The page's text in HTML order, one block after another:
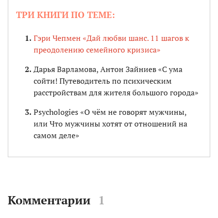
ТРИ КНИГИ ПО ТЕМЕ:
Гэри Чепмен «Дай любви шанс. 11 шагов к
преодолению семейного кризиса»
Дарья Варламова, Антон Зайниев «С ума
сойти! Путеводитель по психическим
расстройствам для жителя большого города»
Psychologies «О чём не говорят мужчины,
или Что мужчины хотят от отношений на
самом деле»
Комментарии 1